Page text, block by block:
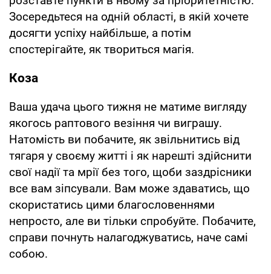
Зосередьтеся на одній області, в якій хочете
досягти успіху найбільше, а потім
спостерігайте, як твориться магія.
Коза
Ваша удача цього тижня не матиме вигляду
якогось раптового везіння чи виграшу.
Натомість ви побачите, як звільнитись від
тягаря у своєму житті і як нарешті здійснити
свої надії та мрії без того, щоби заздрісники
все вам зіпсували. Вам може здаватись, що
скористатись цими благословеннями
непросто, але ви тільки спробуйте. Побачите,
справи почнуть налагоджуватись, наче самі
собою.